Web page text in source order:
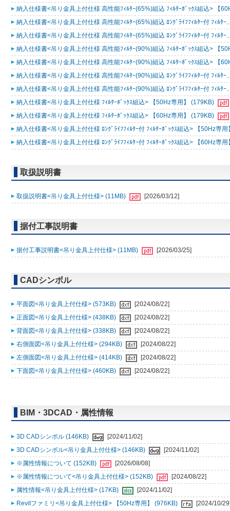
納入仕様書<吊り金具上付仕様 高性能ﾌｨﾙﾀｰ(65%)組込 ﾌｨﾙﾀｰﾎﾞｯｸｽ組込> 【
納入仕様書<吊り金具上付仕様 高性能ﾌｨﾙﾀｰ(65%)組込 ﾛﾝｸﾞﾗｲﾌﾌｨﾙﾀｰ付 ﾌｨﾙﾀ
納入仕様書<吊り金具上付仕様 高性能ﾌｨﾙﾀｰ(65%)組込 ﾛﾝｸﾞﾗｲﾌﾌｨﾙﾀｰ付 ﾌｨﾙﾀ
納入仕様書<吊り金具上付仕様 高性能ﾌｨﾙﾀｰ(90%)組込 ﾌｨﾙﾀｰﾎﾞｯｸｽ組込> 【
納入仕様書<吊り金具上付仕様 高性能ﾌｨﾙﾀｰ(90%)組込 ﾌｨﾙﾀｰﾎﾞｯｸｽ組込> 【
納入仕様書<吊り金具上付仕様 高性能ﾌｨﾙﾀｰ(90%)組込 ﾛﾝｸﾞﾗｲﾌﾌｨﾙﾀｰ付 ﾌｨﾙﾀ
納入仕様書<吊り金具上付仕様 高性能ﾌｨﾙﾀｰ(90%)組込 ﾛﾝｸﾞﾗｲﾌﾌｨﾙﾀｰ付 ﾌｨﾙﾀ
納入仕様書<吊り金具上付仕様 ﾌｨﾙﾀｰﾎﾞｯｸｽ組込> 【50Hz専用】 (179KB)
納入仕様書<吊り金具上付仕様 ﾌｨﾙﾀｰﾎﾞｯｸｽ組込> 【60Hz専用】 (179KB)
納入仕様書<吊り金具上付仕様 ﾛﾝｸﾞﾗｲﾌﾌｨﾙﾀｰ付 ﾌｨﾙﾀｰﾎﾞｯｸｽ組込> 【50Hz専
納入仕様書<吊り金具上付仕様 ﾛﾝｸﾞﾗｲﾌﾌｨﾙﾀｰ付 ﾌｨﾙﾀｰﾎﾞｯｸｽ組込> 【60Hz専
取扱説明書
取扱説明書<吊り金具上付仕様> (11MB) [2026/03/12]
据付工事説明書
据付工事説明書<吊り金具上付仕様> (11MB) [2026/03/25]
CADシンボル
平面図<吊り金具上付仕様> (573KB)
[2024/08/22]
正面図<吊り金具上付仕様> (438KB)
[2024/08/22]
背面図<吊り金具上付仕様> (338KB)
[2024/08/22]
右側面図<吊り金具上付仕様> (294KB)
[2024/08/22]
左側面図<吊り金具上付仕様> (414KB)
[2024/08/22]
下面図<吊り金具上付仕様> (460KB)
[2024/08/22]
BIM・3DCAD・属性情報
3D CADシンボル (146KB)
[2024/11/02]
3D CADシンボル<吊り金具上付仕様> (146KB)
[2024/11/02]
※属性情報について (152KB)
[2026/08/08]
※属性情報について<吊り金具上付仕様> (152KB)
[2024/08/22]
属性情報<吊り金具上付仕様> (17KB)
[2024/11/02]
Revitファミリ<吊り金具上付仕様> 【50Hz専用】 (976KB)
[2024/10/